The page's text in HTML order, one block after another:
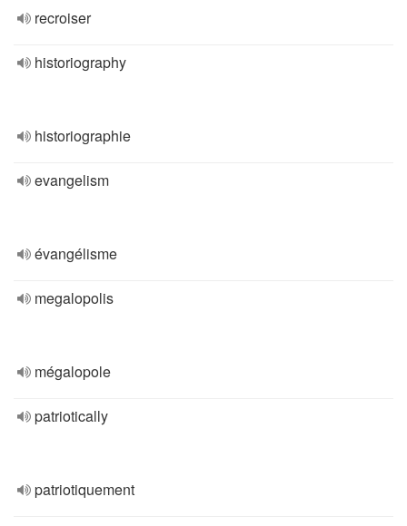
recroiser
historiography
historiographie
evangelism
évangélisme
megalopolis
mégalopole
patriotically
patriotiquement